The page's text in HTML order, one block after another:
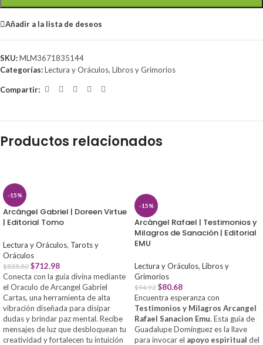
Añadir a la lista de deseos
SKU:MLM3671835144
Categorías:Lectura y Oráculos, Libros y Grimorios
Compartir:
Productos relacionados
-15%
Arcángel Gabriel | Doreen Virtue
| Editorial Tomo
Lectura y Oráculos, Tarots y
Oráculos
$838.80 $712.98
Conecta con la guía divina mediante
el Oraculo de Arcangel Gabriel
Cartas, una herramienta de alta
vibración diseñada para disipar
dudas y brindar paz mental. Recibe
mensajes de luz que desbloquean tu
creatividad y fortalecen tu intuición
-15%
Arcángel Rafael | Testimonios y
Milagros de Sanación | Editorial
EMU
Lectura y Oráculos, Libros y
Grimorios
$94.92 $80.68
Encuentra esperanza con
Testimonios y Milagros Arcangel
Rafael Sanacion Emu. Esta guía de
Guadalupe Domínguez es la llave
para invocar el apoyo espiritual del